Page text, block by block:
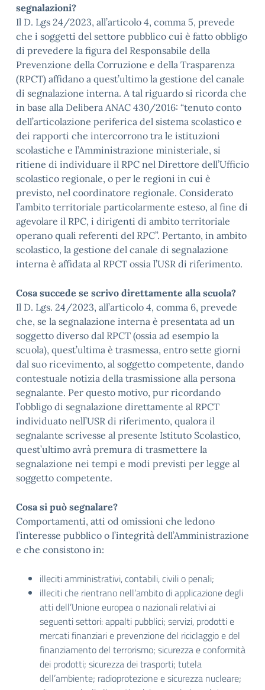
segnalazioni?
Il D. Lgs 24/2023, all’articolo 4, comma 5, prevede
che i soggetti del settore pubblico cui è fatto obbligo
di prevedere la figura del Responsabile della
Prevenzione della Corruzione e della Trasparenza
(RPCT) affidano a quest’ultimo la gestione del canale
di segnalazione interna. A tal riguardo si ricorda che
in base alla Delibera ANAC 430/2016: “tenuto conto
dell’articolazione periferica del sistema scolastico e
dei rapporti che intercorrono tra le istituzioni
scolastiche e l’Amministrazione ministeriale, si
ritiene di individuare il RPC nel Direttore dell’Ufficio
scolastico regionale, o per le regioni in cui è
previsto, nel coordinatore regionale. Considerato
l’ambito territoriale particolarmente esteso, al fine di
agevolare il RPC, i dirigenti di ambito territoriale
operano quali referenti del RPC”. Pertanto, in ambito
scolastico, la gestione del canale di segnalazione
interna è affidata al RPCT ossia l’USR di riferimento.
Cosa succede se scrivo direttamente alla scuola?
Il D. Lgs. 24/2023, all’articolo 4, comma 6, prevede
che, se la segnalazione interna è presentata ad un
soggetto diverso dal RPCT (ossia ad esempio la
scuola), quest’ultima è trasmessa, entro sette giorni
dal suo ricevimento, al soggetto competente, dando
contestuale notizia della trasmissione alla persona
segnalante. Per questo motivo, pur ricordando
l’obbligo di segnalazione direttamente al RPCT
individuato nell’USR di riferimento, qualora il
segnalante scrivesse al presente Istituto Scolastico,
quest’ultimo avrà premura di trasmettere la
segnalazione nei tempi e modi previsti per legge al
soggetto competente.
Cosa si può segnalare?
Comportamenti, atti od omissioni che ledono
l’interesse pubblico o l’integrità dell’Amministrazione
e che consistono in:
illeciti amministrativi, contabili, civili o penali;
illeciti che rientrano nell’ambito di applicazione degli
atti dell’Unione europea o nazionali relativi ai
seguenti settori: appalti pubblici; servizi, prodotti e
mercati finanziari e prevenzione del riciclaggio e del
finanziamento del terrorismo; sicurezza e conformità
dei prodotti; sicurezza dei trasporti; tutela
dell’ambiente; radioprotezione e sicurezza nucleare;